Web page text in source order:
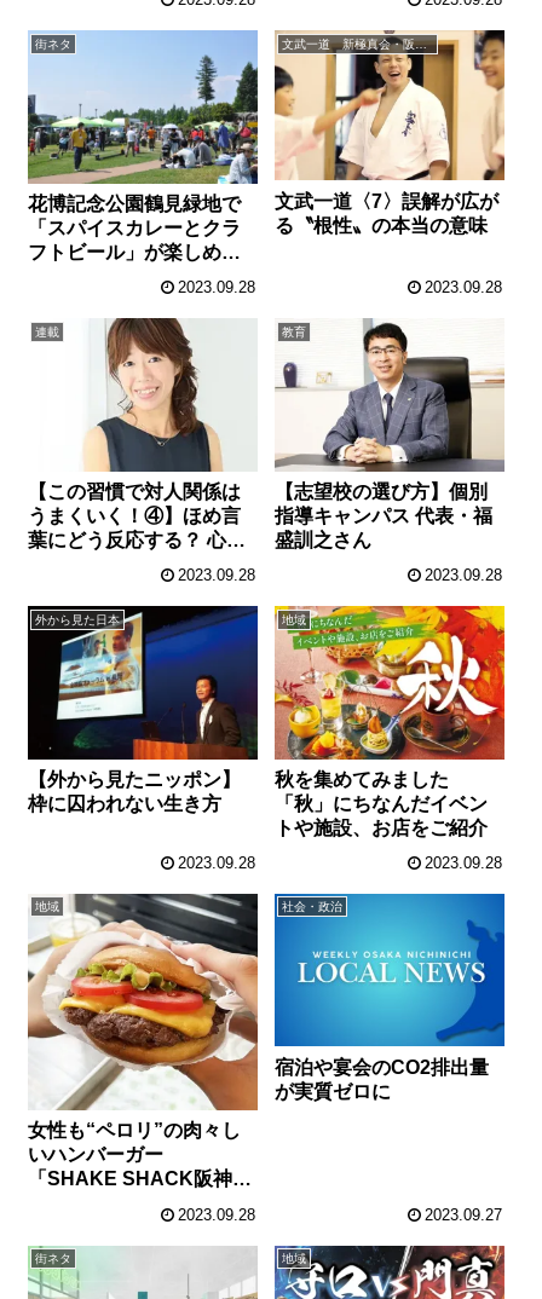
街ネタ
花博記念公園鶴見緑地で
「スパイスカレーとクラ
フトビール」が楽しめ
る ワークショップやテ
2023.09.28
文武一道 新極真会・阪本師範の強育コラム
文武一道〈7〉誤解が広が
る〝根性〟の本当の意味
2023.09.28
連載
【この習慣で対人関係は
うまくいく！④】ほめ言
葉にどう反応する？ 心を
つかむ返答のポイント
2023.09.28
教育
【志望校の選び方】個別
指導キャンパス 代表・福
盛訓之さん
2023.09.28
外から見た日本
【外から見たニッポン】
枠に囚われない生き方
2023.09.28
地域
秋を集めてみました
「秋」にちなんだイベン
トや施設、お店をご紹介
2023.09.28
地域
女性も“ペロリ”の肉々し
いハンバーガー
「SHAKE SHACK阪神梅
2023.09.28
社会・政治
宿泊や宴会のCO2排出量
が実質ゼロに
2023.09.27
街ネタ 地域